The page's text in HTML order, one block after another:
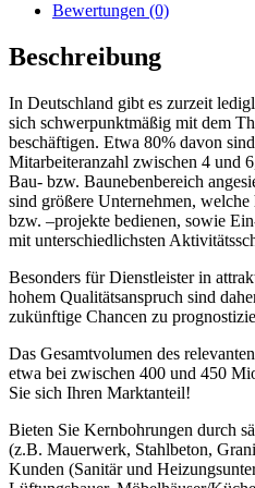
Bewertungen (0)
Beschreibung
In Deutschland gibt es zurzeit
sich schwerpunktmäßig mit dem
beschäftigen. Etwa 80% davon
Mitarbeiteranzahl zwischen 4 und
Bau- bzw. Baunebenbereich
sind größere Unternehmen,
bzw. –projekte bedienen, sowie
mit unterschiedlichsten
Besonders für Dienstleister in
hohem Qualitätsanspruch sind
zukünftige Chancen zu
Das Gesamtvolumen des
etwa bei zwischen 400 und 450
Sie sich Ihren Marktanteil!
Bieten Sie Kernbohrungen durch
(z.B. Mauerwerk, Stahlbeton,
Kunden (Sanitär und